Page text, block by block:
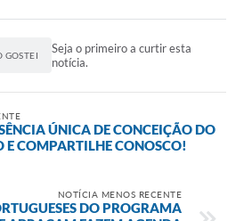
GOSTEI
Seja o primeiro a curtir esta
notícia.
ÚNICA DE CONCEIÇÃO DO
E COMPARTILHE CONOSCO!
NOTÍCIA MENOS RECENTE
DO PROGRAMA